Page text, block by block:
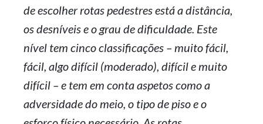
de escolher rotas pedestres está a distância,
os desníveis e o grau de dificuldade. Este
nível tem cinco classificações – muito fácil,
fácil, algo difícil (moderado), difícil e muito
difícil – e tem em conta aspetos como a
adversidade do meio, o tipo de piso e o